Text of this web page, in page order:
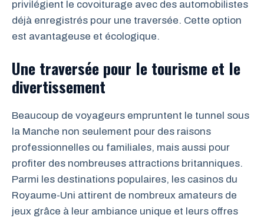
privilégient le covoiturage avec des automobilistes
déjà enregistrés pour une traversée. Cette option
est avantageuse et écologique.
Une traversée pour le tourisme et le
divertissement
Beaucoup de voyageurs empruntent le tunnel sous
la Manche non seulement pour des raisons
professionnelles ou familiales, mais aussi pour
profiter des nombreuses attractions britanniques.
Parmi les destinations populaires, les casinos du
Royaume-Uni attirent de nombreux amateurs de
jeux grâce à leur ambiance unique et leurs offres